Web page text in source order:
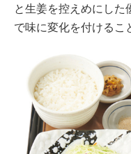
と生姜を控えめにした
で味に変化を付けるこ